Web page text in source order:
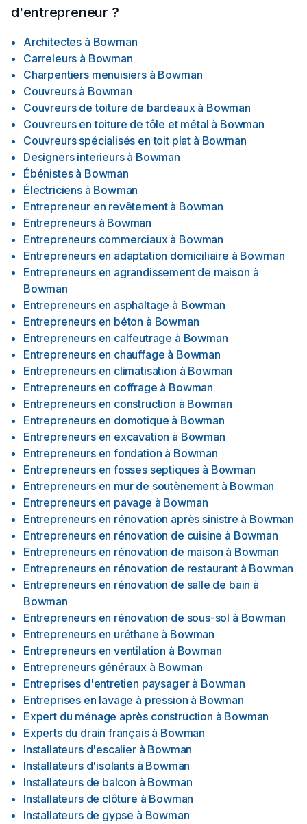
d'entrepreneur ?
Architectes à Bowman
Carreleurs à Bowman
Charpentiers menuisiers à Bowman
Couvreurs à Bowman
Couvreurs de toiture de bardeaux à Bowman
Couvreurs en toiture de tôle et métal à Bowman
Couvreurs spécialisés en toit plat à Bowman
Designers interieurs à Bowman
Ébénistes à Bowman
Électriciens à Bowman
Entrepreneur en revêtement à Bowman
Entrepreneurs à Bowman
Entrepreneurs commerciaux à Bowman
Entrepreneurs en adaptation domiciliaire à Bowman
Entrepreneurs en agrandissement de maison à
Bowman
Entrepreneurs en asphaltage à Bowman
Entrepreneurs en béton à Bowman
Entrepreneurs en calfeutrage à Bowman
Entrepreneurs en chauffage à Bowman
Entrepreneurs en climatisation à Bowman
Entrepreneurs en coffrage à Bowman
Entrepreneurs en construction à Bowman
Entrepreneurs en domotique à Bowman
Entrepreneurs en excavation à Bowman
Entrepreneurs en fondation à Bowman
Entrepreneurs en fosses septiques à Bowman
Entrepreneurs en mur de soutènement à Bowman
Entrepreneurs en pavage à Bowman
Entrepreneurs en rénovation après sinistre à Bowman
Entrepreneurs en rénovation de cuisine à Bowman
Entrepreneurs en rénovation de maison à Bowman
Entrepreneurs en rénovation de restaurant à Bowman
Entrepreneurs en rénovation de salle de bain à
Bowman
Entrepreneurs en rénovation de sous-sol à Bowman
Entrepreneurs en uréthane à Bowman
Entrepreneurs en ventilation à Bowman
Entrepreneurs généraux à Bowman
Entreprises d'entretien paysager à Bowman
Entreprises en lavage à pression à Bowman
Expert du ménage après construction à Bowman
Experts du drain français à Bowman
Installateurs d'escalier à Bowman
Installateurs d'isolants à Bowman
Installateurs de balcon à Bowman
Installateurs de clôture à Bowman
Installateurs de gypse à Bowman